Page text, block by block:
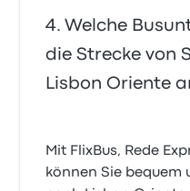
Welche
die Strecke von
Lisbon Oriente
Mit FlixBus, Rede
können Sie bequem